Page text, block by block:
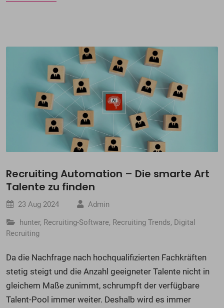
Recruiting Automation – Die smarte Art
Talente zu finden
23 Aug 2024
Admin
hunter, Recruiting-Software, Recruiting Trends, Digital
Recruiting
Da die Nachfrage nach hochqualifizierten Fachkräften
stetig steigt und die Anzahl geeigneter Talente nicht in
gleichem Maße zunimmt, schrumpft der verfügbare
Talent-Pool immer weiter. Deshalb wird es immer